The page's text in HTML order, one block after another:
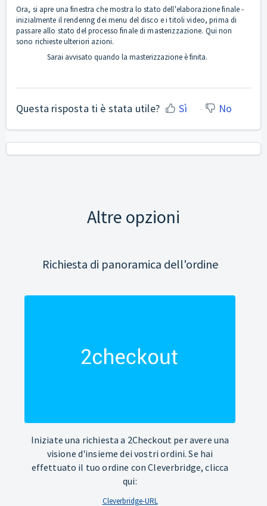
Ora, si apre una finestra che mostra lo stato dell'elaborazione finale -
inizialmente il rendering dei menu del disco e i titoli video, prima di
passare allo stato del processo finale di masterizzazione. Qui non
sono richieste ulteriori azioni.
Sarai avvisato quando la masterizzazione è finita.
Questa risposta ti è stata utile? Sì No
Altre opzioni
Richiesta di panoramica dell'ordine
Iniziate una richiesta a 2Checkout per avere una
visione d'insieme dei vostri ordini. Se hai
effettuato il tuo ordine con Cleverbridge, clicca
qui:
Cleverbridge-URL